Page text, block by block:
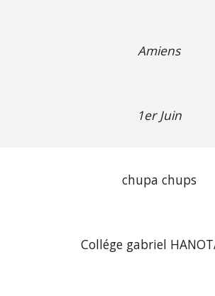
Amiens
1er Juin
chupa chups
Collége gabriel